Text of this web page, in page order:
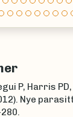
viktige
P, Harris PD,
Nye